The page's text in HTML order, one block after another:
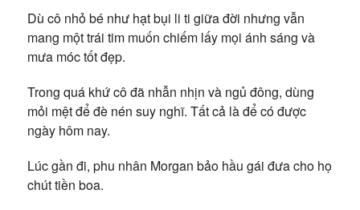
Dù cô nhỏ bé như hạt bụi li ti giữa đời nhưng vẫn
mang một trái tim muốn chiếm lấy mọi ánh sáng và
mưa móc tốt đẹp.
Trong quá khứ cô đã nhẫn nhịn và ngủ đông, dùng
mỏi mệt để đè nén suy nghĩ. Tất cả là để có được
ngày hôm nay.
Lúc gần đi, phu nhân Morgan bảo hầu gái đưa cho họ
chút tiền boa.